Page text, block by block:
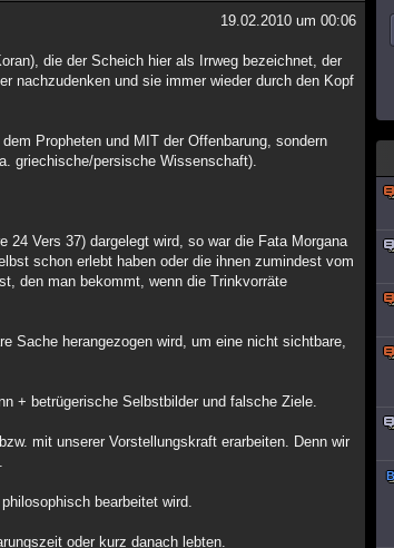
19.02.2010 um 00:06
die der Scheich hier als Irrweg bezeichnet, der
nachzudenken und sie immer wieder durch den Kopf
Propheten und MIT der Offenbarung, sondern
griechische/persische Wissenschaft).
Vers 37) dargelegt wird, so war die Fata Morgana
schon erlebt haben oder die ihnen zumindest vom
den man bekommt, wenn die Trinkvorräte
Sache herangezogen wird, um eine nicht sichtbare,
+ betrügerische Selbstbilder und falsche Ziele.
mit unserer Vorstellungskraft erarbeiten. Denn wir
bearbeitet wird.
oder kurz danach lebten.